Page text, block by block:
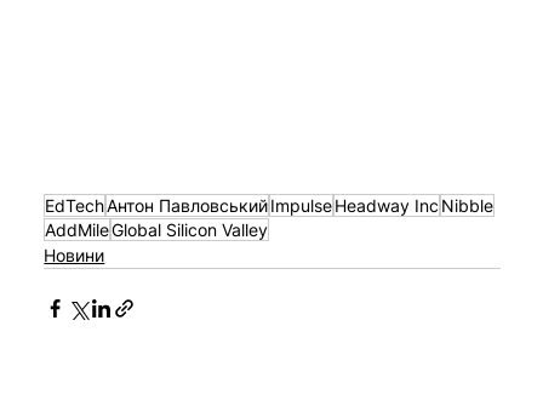
EdTechАнтон ПавловськийImpulseHeadway Inc Nibble
AddMileGlobal Silicon Valley
Новини